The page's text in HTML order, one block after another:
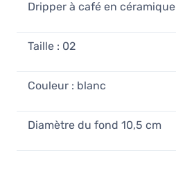
Dripper à café en céramique
Taille : 02
Couleur : blanc
Diamètre du fond 10,5 cm